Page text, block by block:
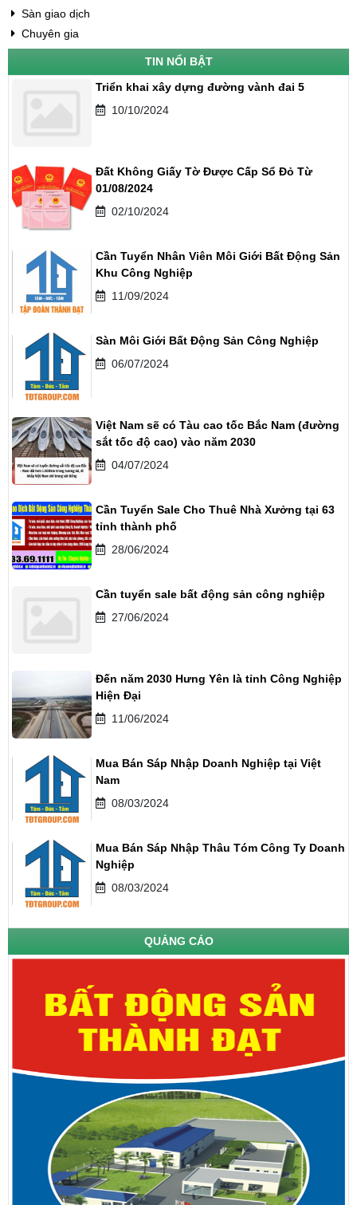
Sàn giao dịch
Chuyên gia
TIN NỔI BẬT
Triển khai xây dựng đường vành đai 5
10/10/2024
Đất Không Giấy Tờ Được Cấp Sổ Đỏ Từ
01/08/2024
02/10/2024
Cần Tuyển Nhân Viên Môi Giới Bất Động Sản
Khu Công Nghiệp
11/09/2024
Sàn Môi Giới Bất Động Sản Công Nghiệp
06/07/2024
Việt Nam sẽ có Tàu cao tốc Bắc Nam (đường
sắt tốc độ cao) vào năm 2030
04/07/2024
Cần Tuyển Sale Cho Thuê Nhà Xưởng tại 63
tỉnh thành phố
28/06/2024
Cần tuyển sale bất động sản công nghiệp
27/06/2024
Đến năm 2030 Hưng Yên là tỉnh Công Nghiệp
Hiện Đại
11/06/2024
Mua Bán Sáp Nhập Doanh Nghiệp tại Việt
Nam
08/03/2024
Mua Bán Sáp Nhập Thâu Tóm Công Ty Doanh
Nghiệp
08/03/2024
QUẢNG CÁO